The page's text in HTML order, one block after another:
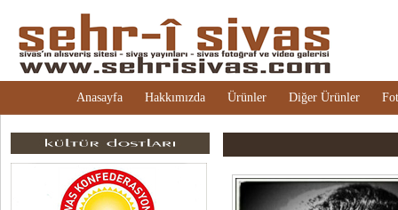
Anasayfa Hakkımızda Ürünler Diğer Ürünler